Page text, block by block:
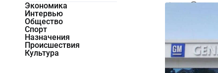
Экономика
Интервью
Общество
Спорт
Назначения
Происшествия
Культура